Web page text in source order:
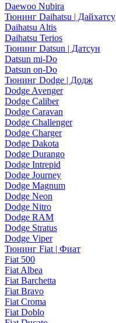
Daewoo Nubira
Тюнинг Daihatsu | Дайхатсу
Daihatsu Altis
Daihatsu Terios
Тюнинг Datsun | Датсун
Datsun mi-Do
Datsun on-Do
Тюнинг Dodge | Додж
Dodge Avenger
Dodge Caliber
Dodge Caravan
Dodge Challenger
Dodge Charger
Dodge Dakota
Dodge Durango
Dodge Intrepid
Dodge Journey
Dodge Magnum
Dodge Neon
Dodge Nitro
Dodge RAM
Dodge Stratus
Dodge Viper
Тюнинг Fiat | Фиат
Fiat 500
Fiat Albea
Fiat Barchetta
Fiat Bravo
Fiat Croma
Fiat Doblo